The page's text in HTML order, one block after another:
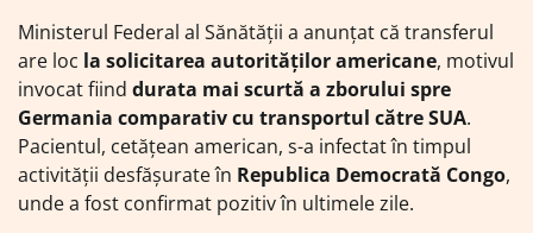
Ministerul Federal al Sănătății a anunțat că transferul
are loc la solicitarea autorităților americane, motivul
invocat fiind durata mai scurtă a zborului spre
Germania comparativ cu transportul către SUA.
Pacientul, cetățean american, s-a infectat în timpul
activității desfășurate în Republica Democrată Congo,
unde a fost confirmat pozitiv în ultimele zile.